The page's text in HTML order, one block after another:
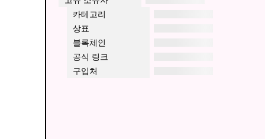
카테고리
상표
블록체인
공식 링크
구입처